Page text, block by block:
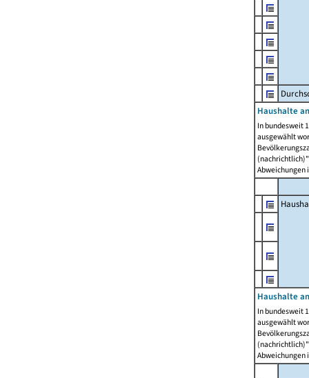
Haushalte
In bundesweit
ausgewählt
Abweichungen
Haushalte
In bundesweit
ausgewählt
Abweichungen